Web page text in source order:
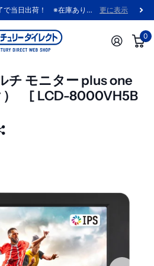
平日14時までの決済完了で当日出荷！ ※在庫あり製品に限ります。 更に表示
0
チ モニター plus one
） [ LCD-8000VH5B